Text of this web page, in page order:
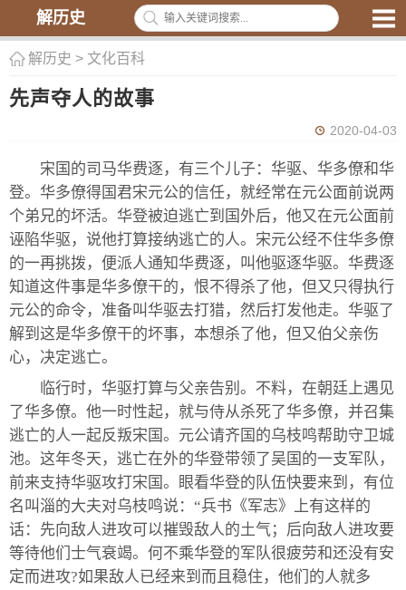
解历史
解历史 > 文化百科
先声夺人的故事
2020-04-03
宋国的司马华费逐，有三个儿子：华驱、华多僚和华
登。华多僚得国君宋元公的信任，就经常在元公面前说两
个弟兄的坏活。华登被迫逃亡到国外后，他又在元公面前
诬陷华驱，说他打算接纳逃亡的人。宋元公经不住华多僚
的一再挑拨，便派人通知华费逐，叫他驱逐华驱。华费逐
知道这件事是华多僚干的，恨不得杀了他，但又只得执行
元公的命令，准备叫华驱去打猎，然后打发他走。华驱了
解到这是华多僚干的坏事，本想杀了他，但又伯父亲伤
心，决定逃亡。
临行时，华驱打算与父亲告别。不料，在朝廷上遇见
了华多僚。他一时性起，就与侍从杀死了华多僚，并召集
逃亡的人一起反叛宋国。元公请齐国的乌枝鸣帮助守卫城
池。这年冬天，逃亡在外的华登带领了吴国的一支军队，
前来支持华驱攻打宋国。眼看华登的队伍快要来到，有位
名叫淄的大夫对乌枝鸣说：“兵书《军志》上有这样的
话：先向敌人进攻可以摧毁敌人的土气；后向敌人进攻要
等待他们士气衰竭。何不乘华登的军队很疲劳和还没有安
定而进攻?如果敌人已经来到而且稳住，他们的人就多